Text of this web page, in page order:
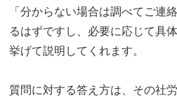
「分からない場合は調べてご連
るはずですし、必要に応じて具
挙げて説明してくれます。
質問に対する答え方は、その社